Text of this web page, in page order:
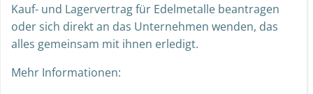
Kauf- und Lagervertrag für Edelmetalle beantragen
oder sich direkt an das Unternehmen wenden, das
alles gemeinsam mit ihnen erledigt.
Mehr Informationen: